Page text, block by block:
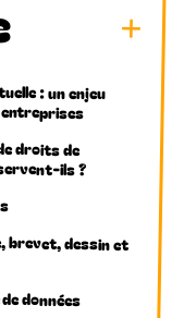
: un enjeu
droits de
ils ?
brevet, dessin et
données